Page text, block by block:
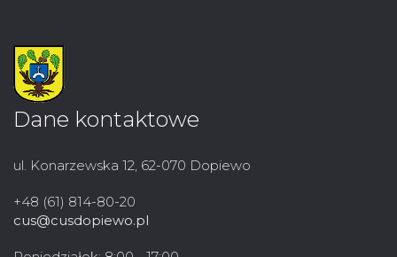
Dane kontaktowe
ul. Konarzewska 12, 62-070 Dopiewo
+48 (61) 814-80-20
cus@cusdopiewo.pl